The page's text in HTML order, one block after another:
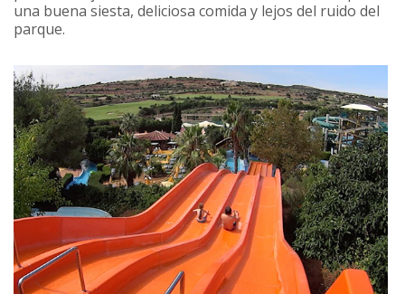
una buena siesta, deliciosa comida y lejos del ruido del
parque.